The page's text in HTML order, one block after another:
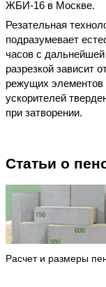
ЖБИ-16 в Москве.
Резательная
подразумевает
часов с
разрезкой зависит
режущих
ускорителей
при затворении.
Статьи о
Расчет и размеры